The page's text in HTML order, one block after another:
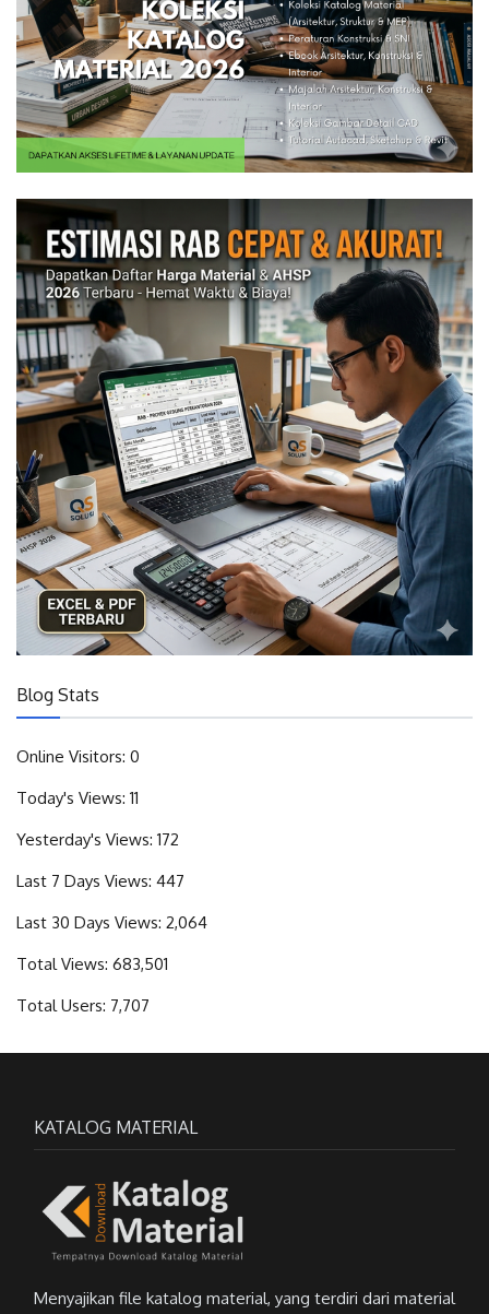
Blog Stats
Online Visitors: 0
Today's Views: 11
Yesterday's Views: 172
Last 7 Days Views: 447
Last 30 Days Views: 2,064
Total Views: 683,501
Total Users: 7,707
KATALOG MATERIAL
Menyajikan file katalog material, yang terdiri dari material